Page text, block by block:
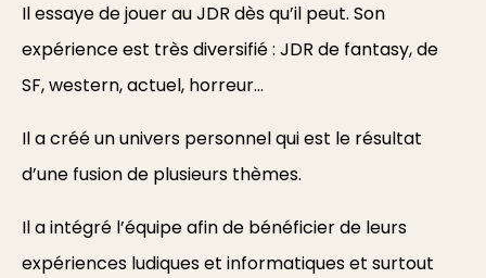
Il essaye de jouer au JDR dès qu’il peut. Son
expérience est très diversifié : JDR de fantasy, de
SF, western, actuel, horreur…
Il a créé un univers personnel qui est le résultat
d’une fusion de plusieurs thèmes.
Il a intégré l’équipe afin de bénéficier de leurs
expériences ludiques et informatiques et surtout